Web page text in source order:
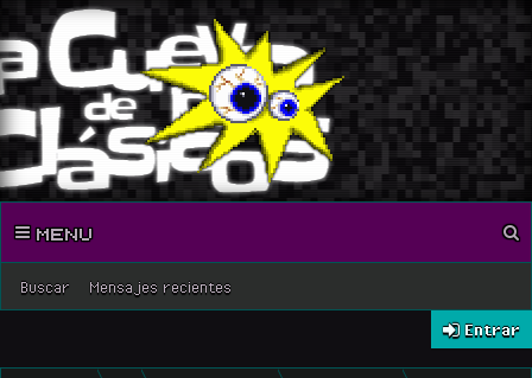
Buscar Mensajes recientes
MENU
Entrar